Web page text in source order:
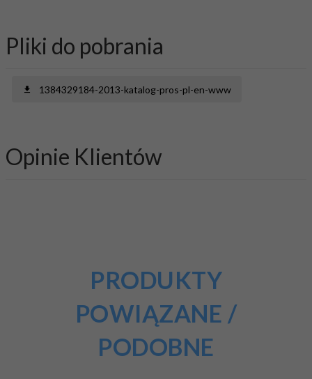
Pliki do pobrania
1384329184-2013-katalog-pros-pl-en-www
Opinie Klientów
PRODUKTY
POWIĄZANE /
PODOBNE